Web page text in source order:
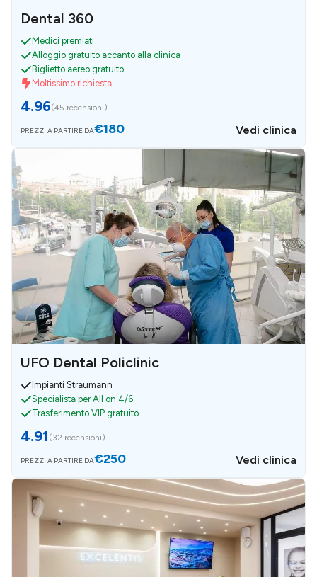
Dental 360
Medici premiati
Alloggio gratuito accanto alla clinica
Biglietto aereo gratuito
Moltissimo richiesta
4.96(45 recensioni)
PREZZI A PARTIRE DA€180 Vedi clinica
UFO Dental Policlinic
Impianti Straumann
Specialista per All on 4/6
Trasferimento VIP gratuito
4.91 (32 recensioni)
PREZZI A PARTIRE DA€250 Vedi clinica